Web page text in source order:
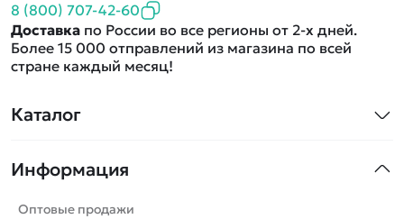
Каталог
Машинки
Танки
Информация
Оптовые продажи
8 (800) 707-42-60
Доставка по России во все регионы от 2-х дней.
Более 15 000 отправлений из магазина по всей
стране каждый месяц!